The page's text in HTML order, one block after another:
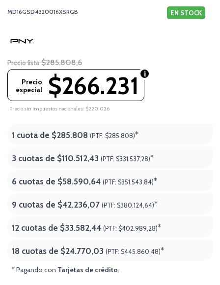
MD16GSD4320016XSRGB EN STOCK
Precio lista $285.808,6
$266.231
Precio
especial
Precio sin impuestos nacionales: $220.026
1 cuota de $285.808 (PTF: $285.808)*
3 cuotas de $110.512,43 (PTF: $331.537,28)*
6 cuotas de $58.590,64 (PTF: $351.543,84)*
9 cuotas de $42.236,07 (PTF: $380.124,64)*
12 cuotas de $33.582,44 (PTF: $402.989,28)*
18 cuotas de $24.770,03 (PTF: $445.860,48)*
* Pagando con Tarjetas de crédito.